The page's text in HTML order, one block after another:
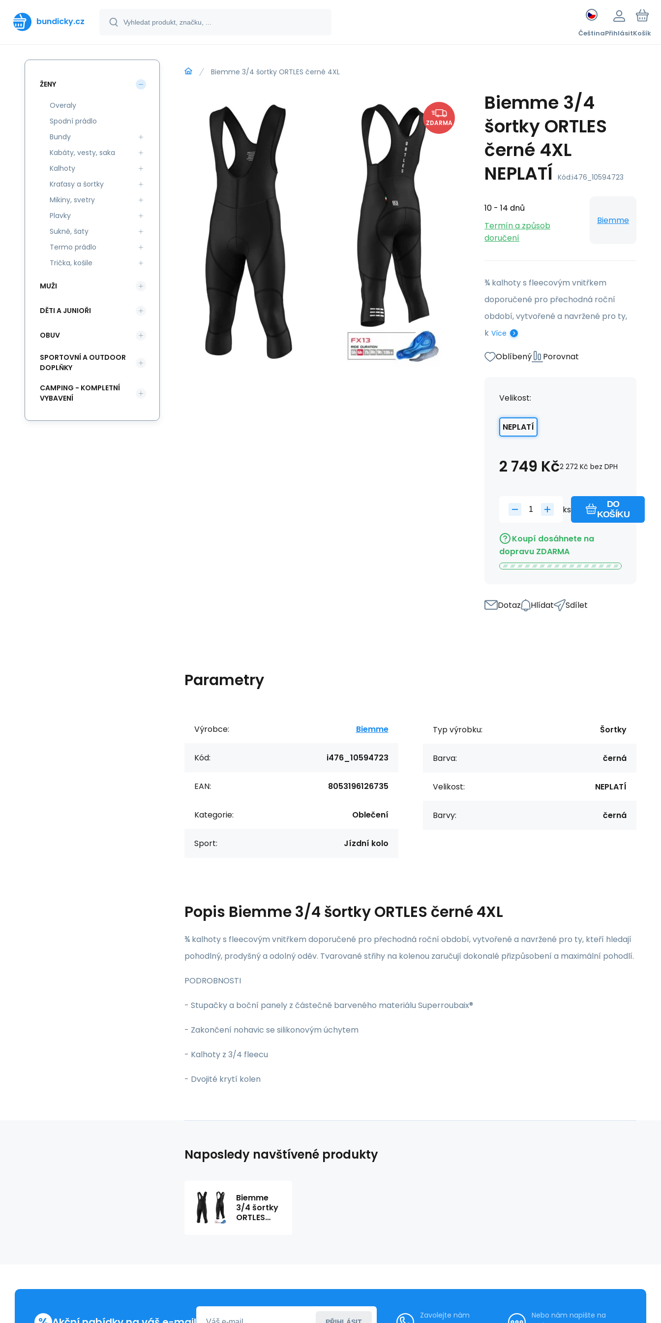
bundicky.cz
ČeštinaPřihlásitKošík
Biemme 3/4 šortky ORTLES černé 4XL
ZDARMA
Biemme 3/4
šortky ORTLES
černé 4XL
NEPLATÍ Kód:i476_10594723
10 - 14 dnů
Termín a způsob
doručení
Biemme
¾ kalhoty s fleecovým vnitřkem
doporučené pro přechodná roční
období, vytvořené a navržené pro ty,
k Více
Oblíbený Porovnat
Velikost:
NEPLATÍ
2 749 Kč2 272 Kč bez DPH
ks
DO
KOŠÍKU
Koupí dosáhnete na
dopravu ZDARMA
Dotaz Hlídat Sdílet
Parametry
Výrobce: Biemme
Kód: i476_10594723
EAN: 8053196126735
Kategorie: Oblečení
Sport: Jízdní kolo
Typ výrobku: Šortky
Barva: černá
Velikost: NEPLATÍ
Barvy: černá
Popis Biemme 3/4 šortky ORTLES černé 4XL
¾ kalhoty s fleecovým vnitřkem doporučené pro přechodná roční období, vytvořené a navržené pro ty, kteří hledají
pohodlný, prodyšný a odolný oděv. Tvarované střihy na kolenou zaručují dokonalé přizpůsobení a maximální pohodlí.
PODROBNOSTI
- Stupačky a boční panely z částečně barveného materiálu Superroubaix®
- Zakončení nohavic se silikonovým úchytem
- Kalhoty z 3/4 fleecu
- Dvojité krytí kolen
ŽENY
Overaly
Spodní prádlo
Bundy
Kabáty, vesty, saka
Kalhoty
Kraťasy a šortky
Mikiny, svetry
Plavky
Sukně, šaty
Termo prádlo
Trička, košile
MUŽI
DĚTI A JUNIOŘI
OBUV
SPORTOVNÍ A OUTDOOR
DOPLŇKY
CAMPING - KOMPLETNÍ
VYBAVENÍ
Naposledy navštívené produkty
Biemme
3/4 šortky
ORTLES
Zavolejte nám Nebo nám napište na